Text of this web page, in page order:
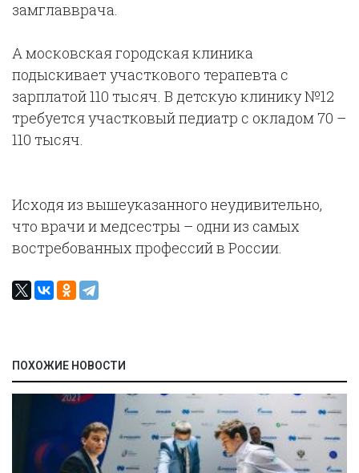
замглавврача.
А московская городская клиника
подыскивает участкового терапевта с
зарплатой 110 тысяч. В детскую клинику №12
требуется участковый педиатр с окладом 70 –
110 тысяч.
Исходя из вышеуказанного неудивительно,
что врачи и медсестры – одни из самых
востребованных профессий в России.
ПОХОЖИЕ НОВОСТИ